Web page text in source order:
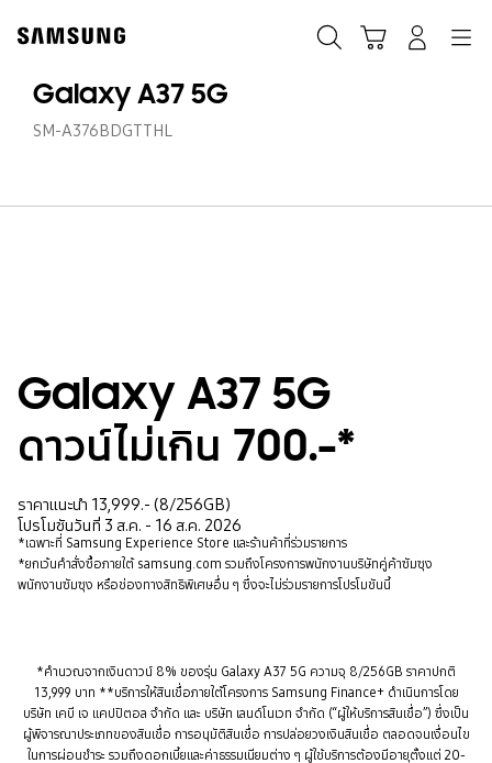
content
Galaxy A37 5G
SM-A376BDGTTHL
Galaxy A37 5G
ดาวน์ไม่เกิน 700.-*
ราคาแนะนำ 13,999.- (8/256GB)
โปรโมชันวันที่ 3 ส.ค. - 16 ส.ค. 2026
*เฉพาะที่ Samsung Experience Store และร้านค้าที่ร่วมรายการ
*ยกเว้นคำสั่งซื้อภายใต้ samsung.com รวมถึงโครงการพนักงานบริษัทคู่ค้าซัมซุง
พนักงานซัมซุง หรือช่องทางสิทธิพิเศษอื่น ๆ ซึ่งจะไม่ร่วมรายการโปรโมชันนี้
*คำนวณจากเงินดาวน์ 8% ของรุ่น Galaxy A37 5G ความจุ 8/256GB ราคาปกติ
13,999 บาท **บริการให้สินเชื่อภายใต้โครงการ Samsung Finance+ ดำเนินการโดย
บริษัท เคบี เจ แคปปิตอล จำกัด และ บริษัท เลนด์โนเวท จำกัด (“ผู้ให้บริการสินเชื่อ”) ซึ่งเป็น
ผู้พิจารณาประเภทของสินเชื่อ การอนุมัติสินเชื่อ การปล่อยวงเงินสินเชื่อ ตลอดจนเงื่อนไข
ในการผ่อนชำระ รวมถึงดอกเบี้ยและค่าธรรมเนียมต่าง ๆ ผู้ใช้บริการต้องมีอายุตั้งแต่ 20-